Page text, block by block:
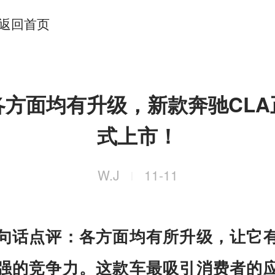
回首页
面均有升级，新款奔驰
式上市！
W.J 11-11
话点评：各方面均有所升级，让它
的竞争力。这款车最吸引消费者的